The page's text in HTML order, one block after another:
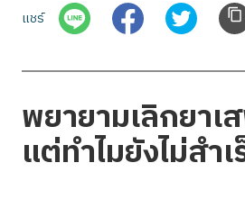
บทความ
แชร์
พยายามเลิกยา
แต่ทำไมยังไม่สำเ